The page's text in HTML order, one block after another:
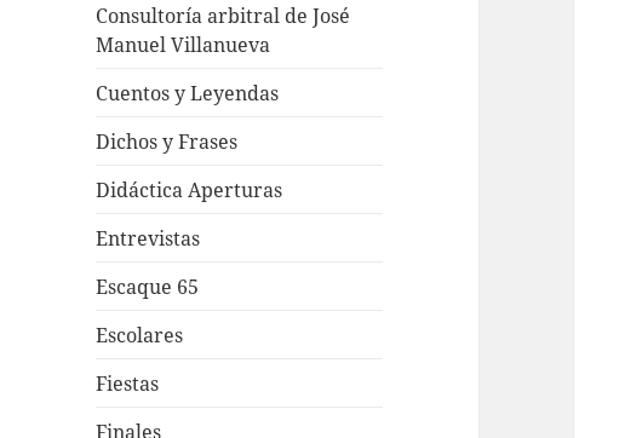
Consultoría arbitral de José
Manuel Villanueva
Cuentos y Leyendas
Dichos y Frases
Didáctica Aperturas
Entrevistas
Escaque 65
Escolares
Fiestas
Finales